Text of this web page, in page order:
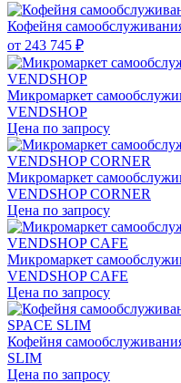
Кофейня
от 243 745 ₽
Микромаркет
VENDSHOP
Цена по запросу
Микромаркет
VENDSHOP CORNER
Цена по запросу
Микромаркет
VENDSHOP CAFE
Цена по запросу
Кофейня
SLIM
Цена по запросу